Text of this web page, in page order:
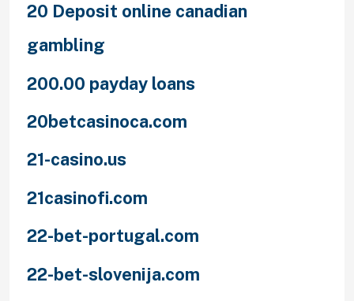
20 Deposit online canadian
gambling
200.00 payday loans
20betcasinoca.com
21-casino.us
21casinofi.com
22-bet-portugal.com
22-bet-slovenija.com